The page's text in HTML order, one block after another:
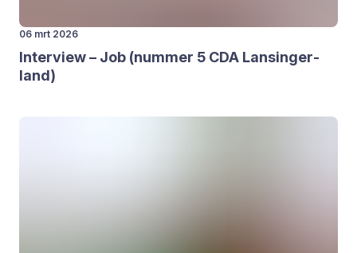
06 mrt 2026
Inter­view – Job (num­mer 5 CDA Lan­sin­ger­
land)